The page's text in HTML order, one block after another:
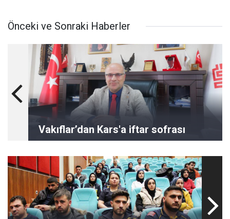
Önceki ve Sonraki Haberler
Vakıflar’dan Kars'a iftar sofrası